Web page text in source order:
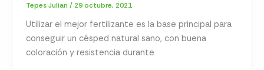
Tepes Julian/ 29 octubre, 2021
Utilizar el mejor fertilizante es la base principal para
conseguir un césped natural sano, con buena
coloración y resistencia durante